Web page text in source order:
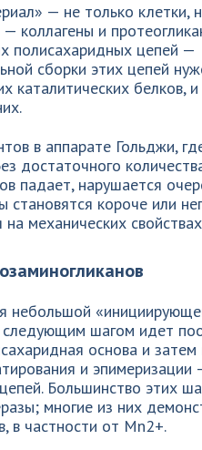
— не только клетки,
коллагены и
полисахаридных цепей —
сборки этих цепей
каталитических белков,
в аппарате Гольджи,
достаточного
падает, нарушается
становятся короче или
механических
небольшой
следующим шагом идет
основа и
и
Большинство этих
многие из них
в частности от Mn2+.